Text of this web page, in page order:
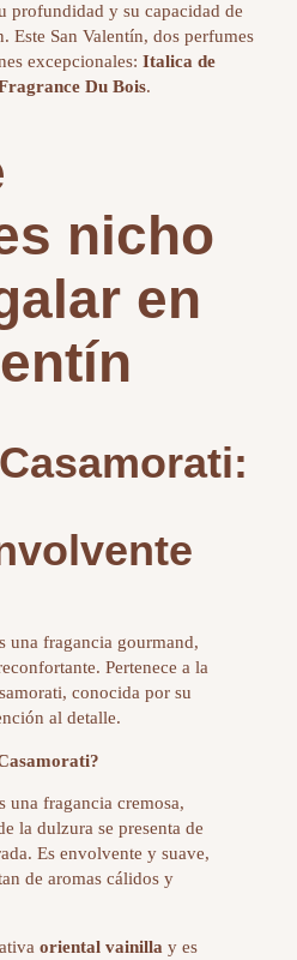
profundidad y su capacidad de
Este San Valentín, dos perfumes
excepcionales: Italica de
Du Bois.
nicho
en
una fragancia gourmand,
Pertenece a la
, conocida por su
al detalle.
una fragancia cremosa,
la dulzura se presenta de
Es envolvente y suave,
de aromas cálidos y
oriental vainilla y es